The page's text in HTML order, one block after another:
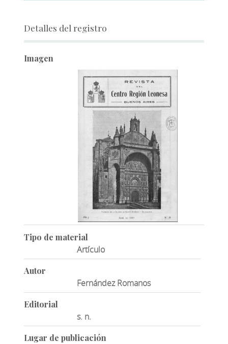
Detalles del registro
Imagen
Tipo de material
Artículo
Autor
Fernández Romanos
Editorial
s. n.
Lugar de publicación